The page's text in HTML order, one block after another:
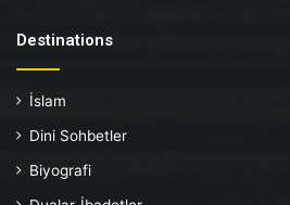
Destinations
İslam
Dini Sohbetler
Biyografi